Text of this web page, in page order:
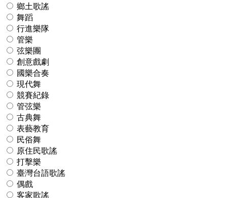
鄉土歌謠
舞蹈
行進樂隊
管樂
弦樂團
創意戲劇
國樂合奏
現代舞
競賽紀錄
管弦樂
古典舞
表藝教育
民俗舞
原住民歌謠
打擊樂
臺灣台語歌謠
偶戲
客家歌謠